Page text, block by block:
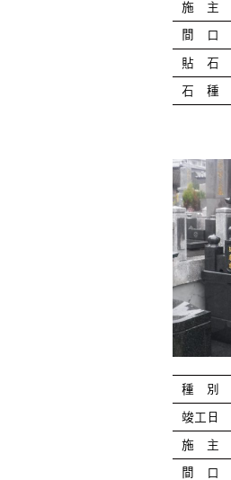
施 主
間 口
貼 石
石 種
種 別
竣工日
施 主
間 口